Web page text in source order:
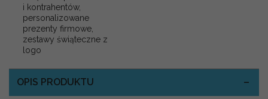
i kontrahentów,
personalizowane
prezenty firmowe,
zestawy świąteczne z
logo
OPIS PRODUKTU